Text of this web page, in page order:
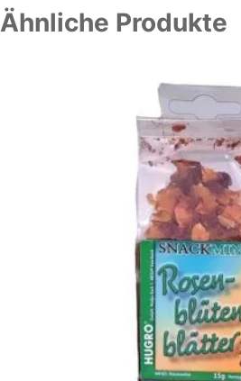
Ähnliche Produkte